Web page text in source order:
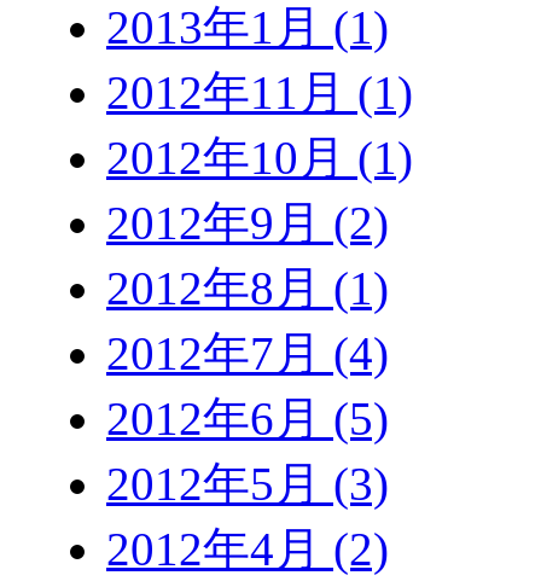
2013年1月 (1)
2012年11月 (1)
2012年10月 (1)
2012年9月 (2)
2012年8月 (1)
2012年7月 (4)
2012年6月 (5)
2012年5月 (3)
2012年4月 (2)